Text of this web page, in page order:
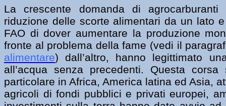
La crescente domanda di
riduzione delle scorte alimentari da un lato
FAO di dover aumentare la produzione
fronte al problema della fame (vedi il
alimentare) dall’altro, hanno legittimato
all’acqua senza precedenti. Questa
particolare in Africa, America latina ed Asia,
agricoli di fondi pubblici e privati europei,